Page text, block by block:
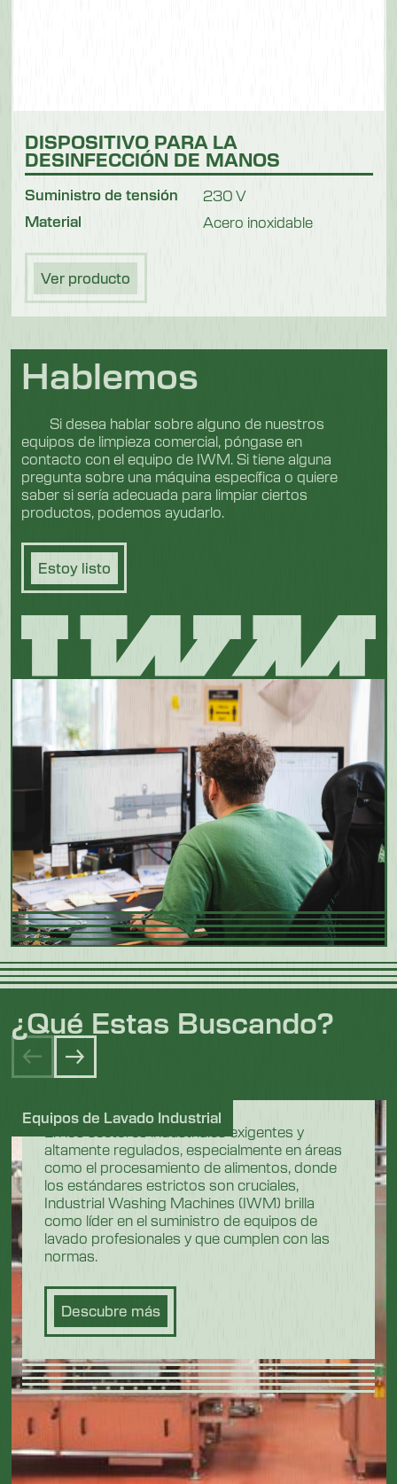
DISPOSITIVO PARA LA
DESINFECCIÓN DE MANOS
Suministro de tensión 230 V
Material Acero inoxidable
Ver producto
Hablemos
Si desea hablar sobre alguno de nuestros
equipos de limpieza comercial, póngase en
contacto con el equipo de IWM. Si tiene alguna
pregunta sobre una máquina específica o quiere
saber si sería adecuada para limpiar ciertos
productos, podemos ayudarlo.
Estoy listo
¿Qué Estas Buscando?
En los sectores industriales exigentes y
altamente regulados, especialmente en áreas
como el procesamiento de alimentos, donde
los estándares estrictos son cruciales,
Industrial Washing Machines (IWM) brilla
como líder en el suministro de equipos de
lavado profesionales y que cumplen con las
normas.
Descubre más
Equipos de Lavado Industrial